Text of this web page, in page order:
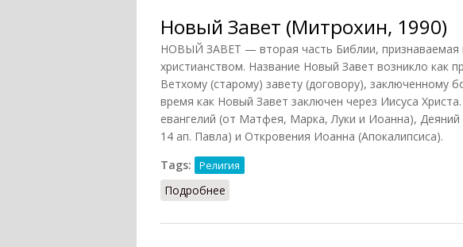
Новый Завет (Митрохин, 1990)
НОВЫЙ ЗАВЕТ — вторая часть Библии, признаваемая
христианством. Название Новый Завет возникло как
Ветхому (старому) завету (договору), заключенному
время как Новый Завет заключен через Иисуса
евангелий (от Матфея, Марка, Луки и Иоанна),
14 ап. Павла) и Откровения Иоанна (Апокалипсиса).
Tags:
Религия
Подробнее